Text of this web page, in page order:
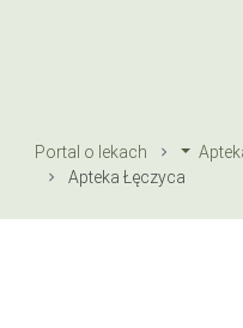
Portal o lekach
Apteka Łęczyca